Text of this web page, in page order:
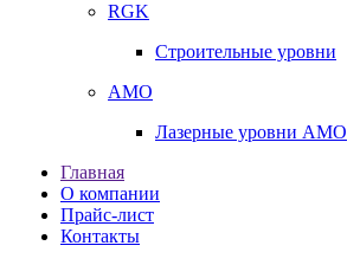
RGK
Строительные уровни
AMO
Лазерные уровни AMO
Главная
О компании
Прайс-лист
Контакты